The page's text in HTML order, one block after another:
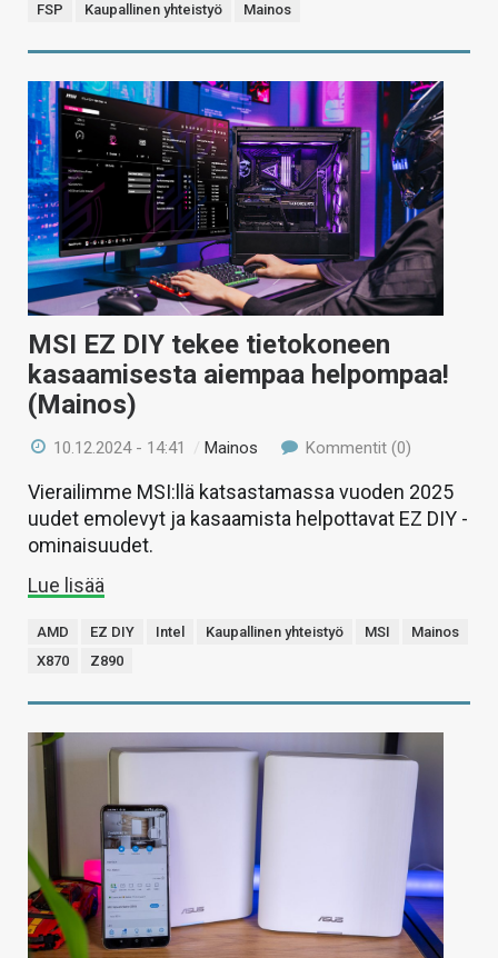
FSP Kaupallinen yhteistyö Mainos
MSI EZ DIY tekee tietokoneen
kasaamisesta aiempaa helpompaa!
(Mainos)
10.12.2024 - 14:41 /Mainos Kommentit (0)
Vierailimme MSI:llä katsastamassa vuoden 2025
uudet emolevyt ja kasaamista helpottavat EZ DIY -
ominaisuudet.
Lue lisää
AMD EZ DIY Intel Kaupallinen yhteistyö MSI
Mainos
X870
Z890